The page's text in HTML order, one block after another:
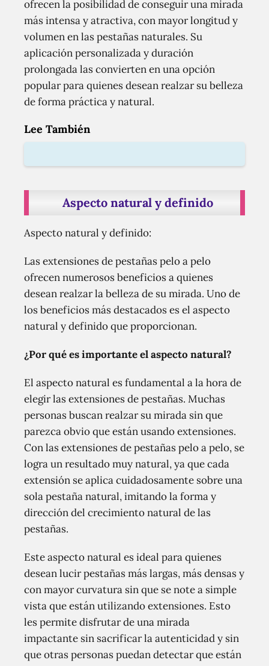
ofrecen la posibilidad de conseguir una mirada
más intensa y atractiva, con mayor longitud y
volumen en las pestañas naturales. Su
aplicación personalizada y duración
prolongada las convierten en una opción
popular para quienes desean realzar su belleza
de forma práctica y natural.
Lee También
Aspecto natural y definido
Aspecto natural y definido:
Las extensiones de pestañas pelo a pelo
ofrecen numerosos beneficios a quienes
desean realzar la belleza de su mirada. Uno de
los beneficios más destacados es el aspecto
natural y definido que proporcionan.
¿Por qué es importante el aspecto natural?
El aspecto natural es fundamental a la hora de
elegir las extensiones de pestañas. Muchas
personas buscan realzar su mirada sin que
parezca obvio que están usando extensiones.
Con las extensiones de pestañas pelo a pelo, se
logra un resultado muy natural, ya que cada
extensión se aplica cuidadosamente sobre una
sola pestaña natural, imitando la forma y
dirección del crecimiento natural de las
pestañas.
Este aspecto natural es ideal para quienes
desean lucir pestañas más largas, más densas y
con mayor curvatura sin que se note a simple
vista que están utilizando extensiones. Esto
les permite disfrutar de una mirada
impactante sin sacrificar la autenticidad y sin
que otras personas puedan detectar que están